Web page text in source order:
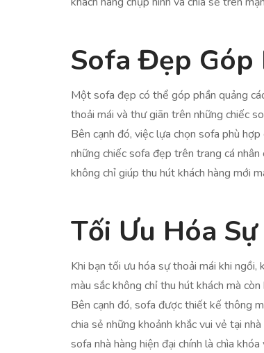
Sofa Đẹp Góp
Một sofa đẹp có thể góp phần quảng
thoải mái và thư giãn trên những chiếc
Bên cạnh đó, việc lựa chọn sofa phù
những chiếc sofa đẹp trên trang cá
không chỉ giúp thu hút khách hàng mới
Tối Ưu Hóa
Khi bạn tối ưu hóa sự thoải mái khi
màu sắc không chỉ thu hút khách mà
Bên cạnh đó, sofa được thiết kế thông
chia sẻ những khoảnh khắc vui vẻ tại
sofa nhà hàng hiện đại chính là chìa